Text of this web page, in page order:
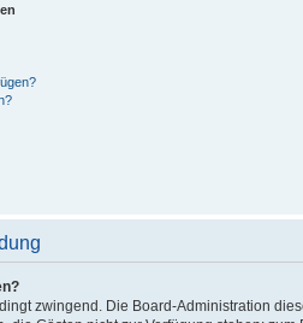
zwingend. Die Board-Administration